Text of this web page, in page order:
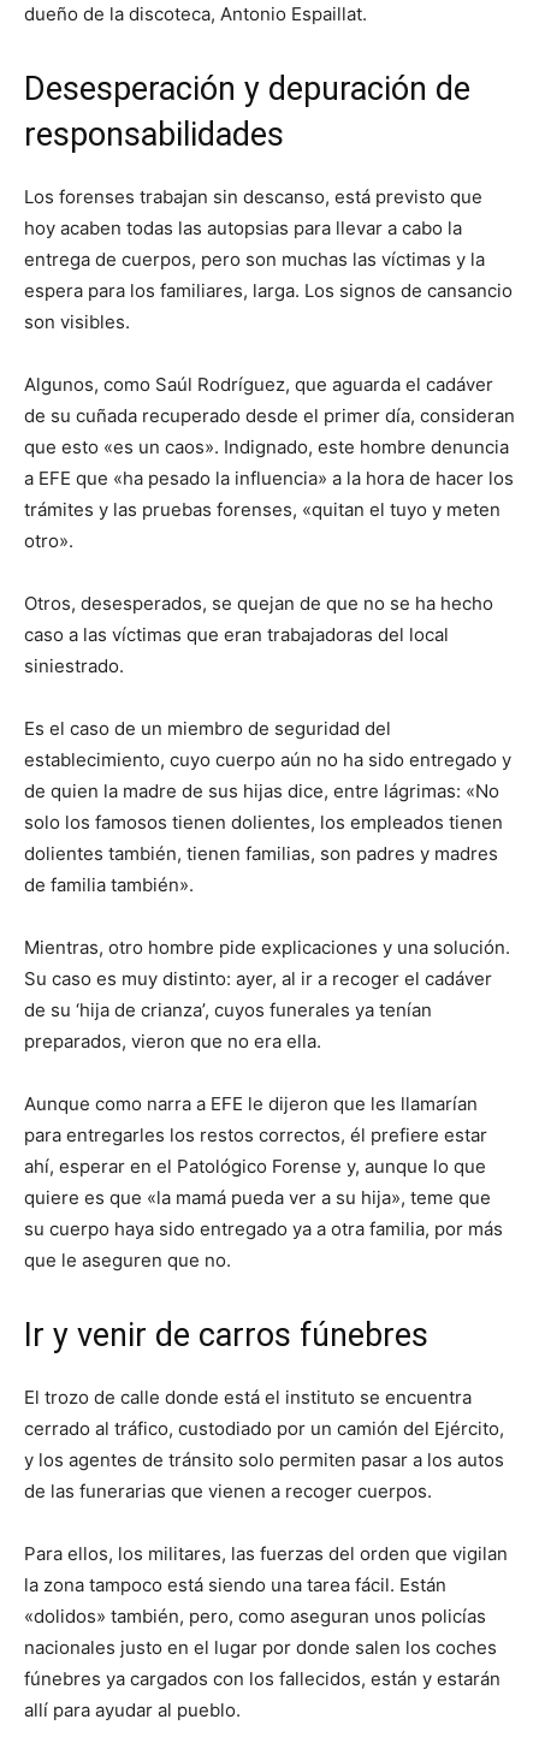
dueño de la discoteca, Antonio Espaillat.
Desesperación y depuración de
responsabilidades
Los forenses trabajan sin descanso, está previsto que
hoy acaben todas las autopsias para llevar a cabo la
entrega de cuerpos, pero son muchas las víctimas y la
espera para los familiares, larga. Los signos de cansancio
son visibles.
Algunos, como Saúl Rodríguez, que aguarda el cadáver
de su cuñada recuperado desde el primer día, consideran
que esto «es un caos». Indignado, este hombre denuncia
a EFE que «ha pesado la influencia» a la hora de hacer los
trámites y las pruebas forenses, «quitan el tuyo y meten
otro».
Otros, desesperados, se quejan de que no se ha hecho
caso a las víctimas que eran trabajadoras del local
siniestrado.
Es el caso de un miembro de seguridad del
establecimiento, cuyo cuerpo aún no ha sido entregado y
de quien la madre de sus hijas dice, entre lágrimas: «No
solo los famosos tienen dolientes, los empleados tienen
dolientes también, tienen familias, son padres y madres
de familia también».
Mientras, otro hombre pide explicaciones y una solución.
Su caso es muy distinto: ayer, al ir a recoger el cadáver
de su ‘hija de crianza’, cuyos funerales ya tenían
preparados, vieron que no era ella.
Aunque como narra a EFE le dijeron que les llamarían
para entregarles los restos correctos, él prefiere estar
ahí, esperar en el Patológico Forense y, aunque lo que
quiere es que «la mamá pueda ver a su hija», teme que
su cuerpo haya sido entregado ya a otra familia, por más
que le aseguren que no.
Ir y venir de carros fúnebres
El trozo de calle donde está el instituto se encuentra
cerrado al tráfico, custodiado por un camión del Ejército,
y los agentes de tránsito solo permiten pasar a los autos
de las funerarias que vienen a recoger cuerpos.
Para ellos, los militares, las fuerzas del orden que vigilan
la zona tampoco está siendo una tarea fácil. Están
«dolidos» también, pero, como aseguran unos policías
nacionales justo en el lugar por donde salen los coches
fúnebres ya cargados con los fallecidos, están y estarán
allí para ayudar al pueblo.